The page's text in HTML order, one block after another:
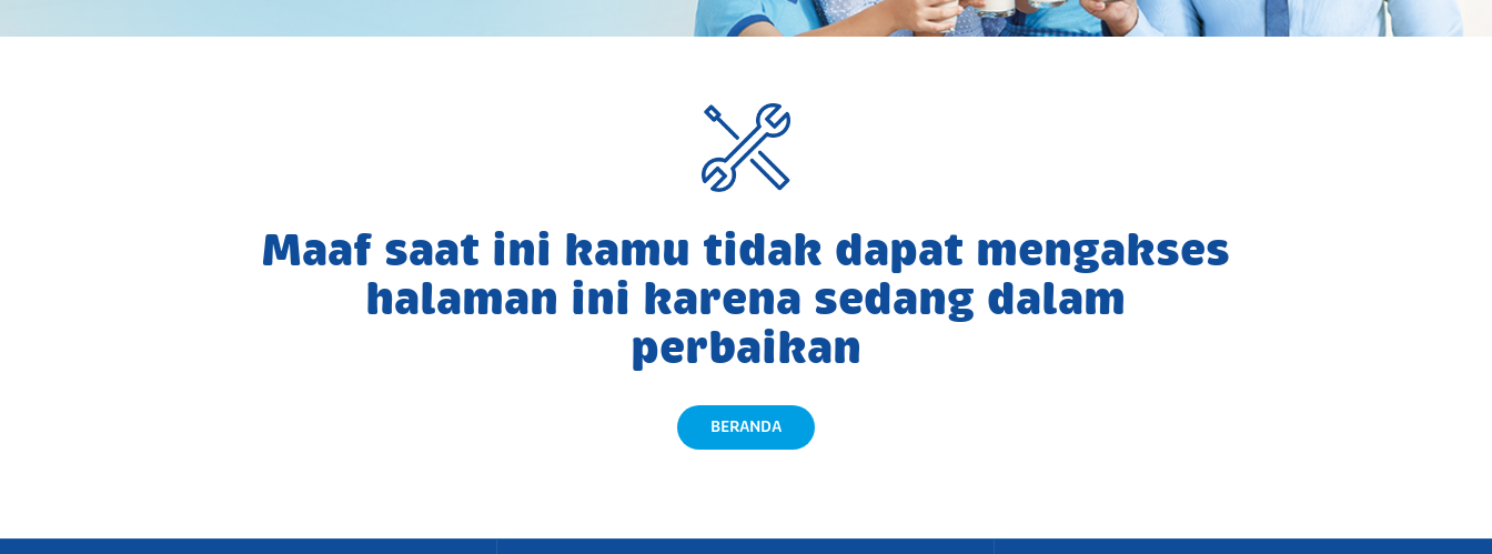
Maaf saat ini kamu tidak dapat mengakses
halaman ini karena sedang dalam
perbaikan
BERANDA